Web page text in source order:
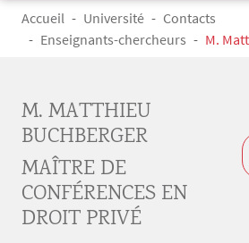
Aller au contenu principal
Fil d'Ariane
Accueil Université
Contacts
Enseignants-chercheurs
M.
M. MATTHIEU
BUCHBERGER
MAÎTRE DE
CONFÉRENCES EN
DROIT PRIVÉ